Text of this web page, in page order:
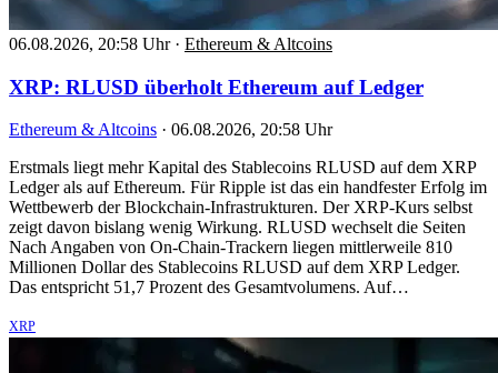
06.08.2026, 20:58 Uhr · Ethereum & Altcoins
XRP: RLUSD überholt Ethereum auf Ledger
Ethereum & Altcoins · 06.08.2026, 20:58 Uhr
Erstmals liegt mehr Kapital des Stablecoins RLUSD auf dem XRP
Ledger als auf Ethereum. Für Ripple ist das ein handfester Erfolg im
Wettbewerb der Blockchain-Infrastrukturen. Der XRP-Kurs selbst
zeigt davon bislang wenig Wirkung. RLUSD wechselt die Seiten
Nach Angaben von On-Chain-Trackern liegen mittlerweile 810
Millionen Dollar des Stablecoins RLUSD auf dem XRP Ledger.
Das entspricht 51,7 Prozent des Gesamtvolumens. Auf…
XRP